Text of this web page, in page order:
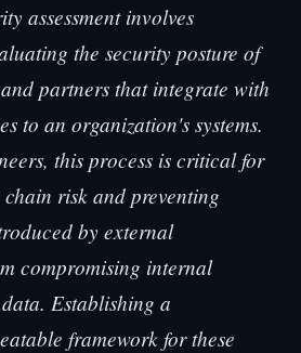
assessment involves
the security posture of
partners that integrate with
to an organization's systems.
this process is critical for
risk and preventing
by external
compromising internal
Establishing a
framework for these